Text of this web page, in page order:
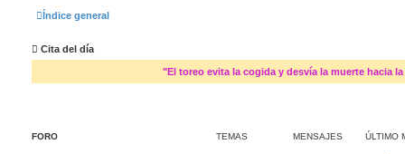
Índice general
Cita del día
"El toreo evita la cogida y desvía la muerte hacia
FORO TEMAS MENSAJES ÚLTIMO